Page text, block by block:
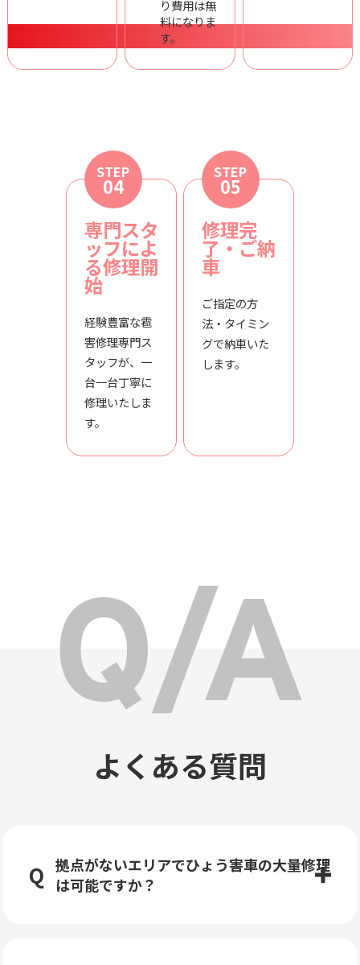
り費用は無
料になりま
す。
STEP
04
専門スタ
ッフによ
る修理開
始
経験豊富な雹
害修理専門ス
タッフが、一
台一台丁寧に
修理いたしま
す。
STEP
05
修理完
了・ご納
車
ご指定の方
法・タイミン
グで納車いた
します。
よくある質問
拠点がないエリアでひょう害車の大量修理
は可能ですか？